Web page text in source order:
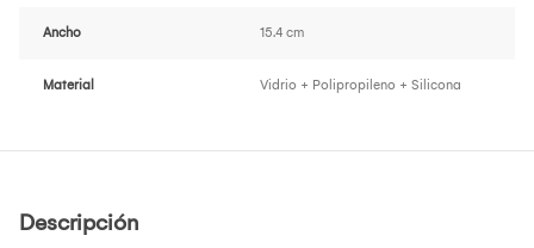
Ancho 15.4 cm
Material Vidrio + Polipropileno + Silicona
Descripción